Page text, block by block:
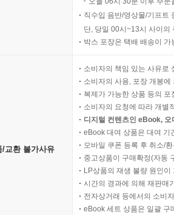
직수입 음반/영상물/기프트
단, 당일 00시~13시 사이의
박스 포장은 택배 배송이
/교환 불가사유
소비자의 책임 있는 사유로
소비자의 사용, 포장 개봉
복제가 가능한 상품 등의
소비자의 요청에 따라 개별
디지털 컨텐츠인 eBook,
eBook 대여 상품은 대여 기
모바일 쿠폰 등록 후 취소/
중고상품이 구매확정(자동
LP상품의 재생 불량 원인
시간의 경과에 의해 재판매
전자상거래 등에서의 소비
eBook 세트 상품은 일괄 구